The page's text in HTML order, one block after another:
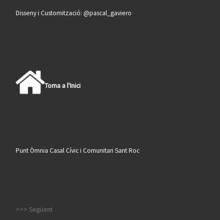
Disseny i Customització: @pascal_gaviero
Torna a l'Inici
Punt Òmnia Casal Cívic i Comunitari Sant Roc
>>> Següent